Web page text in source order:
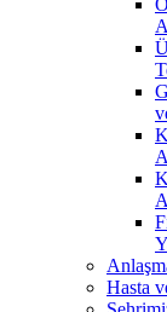
Hasta